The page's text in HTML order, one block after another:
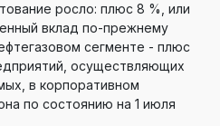
росло: плюс 8 %, или
вклад по-прежнему
сегменте - плюс
осуществляющих
в корпоративном
по состоянию на 1 июля